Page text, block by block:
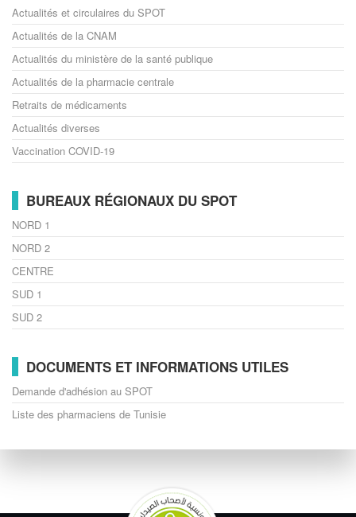
Actualités et circulaires du SPOT
Actualités de la CNAM
Actualités du ministère de la santé publique
Actualités de la pharmacie centrale
Retraits de médicaments
Actualités diverses
Vaccination COVID-19
BUREAUX RÉGIONAUX DU SPOT
NORD 1
NORD 2
CENTRE
SUD 1
SUD 2
DOCUMENTS ET INFORMATIONS UTILES
Demande d'adhésion au SPOT
Liste des pharmaciens de Tunisie